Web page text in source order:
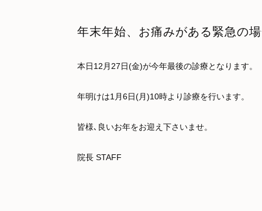
年末年始、お痛みがある緊急の
本日12月27日(金)が今年最後の診療となります。
年明けは1月6日(月)10時より診療を行います。
皆様､良いお年をお迎え下さいませ。
院長 STAFF